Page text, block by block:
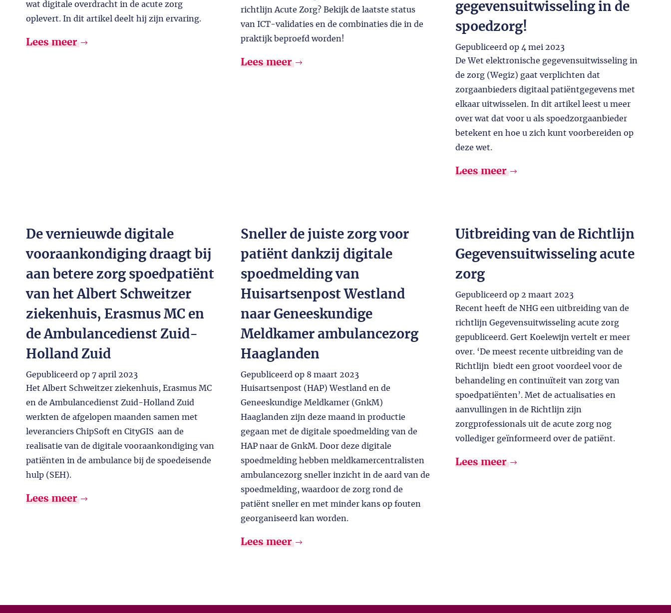
wat digitale overdracht in de acute zorg
oplevert. In dit artikel deelt hij zijn ervaring.
Lees meer
richtlijn Acute Zorg? Bekijk de laatste status
van ICT-validaties en de combinaties die in de
praktijk beproefd worden!
Lees meer
gegevensuitwisseling in de
spoedzorg!
Gepubliceerd op 4 mei 2023
De Wet elektronische gegevensuitwisseling in
de zorg (Wegiz) gaat verplichten dat
zorgaanbieders digitaal patiëntgegevens met
elkaar uitwisselen. In dit artikel leest u meer
over wat dat voor u als spoedzorgaanbieder
betekent en hoe u zich kunt voorbereiden op
deze wet.
Lees meer
De vernieuwde digitale
vooraankondiging draagt bij
aan betere zorg spoedpatiënt
van het Albert Schweitzer
ziekenhuis, Erasmus MC en
de Ambulancedienst Zuid-
Holland Zuid
Gepubliceerd op 7 april 2023
Het Albert Schweitzer ziekenhuis, Erasmus MC
en de Ambulancedienst Zuid-Holland Zuid
werkten de afgelopen maanden samen met
leveranciers ChipSoft en CityGIS aan de
realisatie van de digitale vooraankondiging van
patiënten in de ambulance bij de spoedeisende
hulp (SEH).
Lees meer
Sneller de juiste zorg voor
patiënt dankzij digitale
spoedmelding van
Huisartsenpost Westland
naar Geneeskundige
Meldkamer ambulancezorg
Haaglanden
Gepubliceerd op 8 maart 2023
Huisartsenpost (HAP) Westland en de
Geneeskundige Meldkamer (GnkM)
Haaglanden zijn deze maand in productie
gegaan met de digitale spoedmelding van de
HAP naar de GnkM. Door deze digitale
spoedmelding hebben meldkamercentralisten
ambulancezorg sneller inzicht in de aard van de
spoedmelding, waardoor de zorg rond de
patiënt sneller en met minder kans op fouten
georganiseerd kan worden.
Lees meer
Uitbreiding van de Richtlijn
Gegevensuitwisseling acute
zorg
Gepubliceerd op 2 maart 2023
Recent heeft de NHG een uitbreiding van de
richtlijn Gegevensuitwisseling acute zorg
gepubliceerd. Gert Koelewijn vertelt er meer
over. ‘De meest recente uitbreiding van de
Richtlijn biedt een groot voordeel voor de
behandeling en continuïteit van zorg van
spoedpatiënten’. Met de actualisaties en
aanvullingen in de Richtlijn zijn
zorgprofessionals uit de acute zorg nog
vollediger geïnformeerd over de patiënt.
Lees meer